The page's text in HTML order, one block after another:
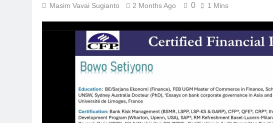
Masim Vavai Sugianto 2 Months Ago 0 1 Mins